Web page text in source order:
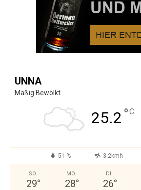
UNNA
Mäßig Bewölkt
25.2 °C
51 % 3.2kmh
SO.
29°
MO.
28°
DI.
26°